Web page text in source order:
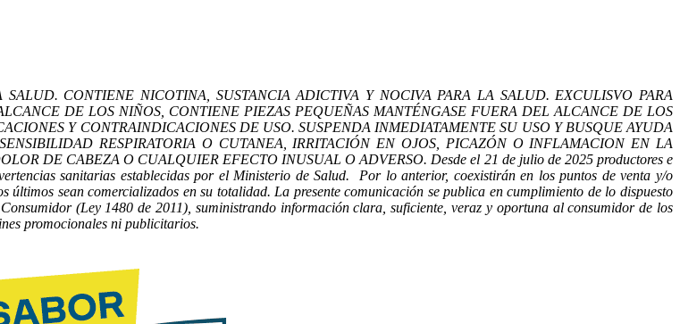
CONTIENE NICOTINA, SUSTANCIA ADICTIVA Y NOCIVA PARA LA SALUD. EXCULISVO PARA
DE LOS NIÑOS, CONTIENE PIEZAS PEQUEÑAS MANTÉNGASE FUERA DEL ALCANCE DE LOS
Y CONTRAINDICACIONES DE USO. SUSPENDA INMEDIATAMENTE SU USO Y BUSQUE AYUDA
RESPIRATORIA O CUTANEA, IRRITACIÓN EN OJOS, PICAZÓN O INFLAMACION EN LA
DE CABEZA O CUALQUIER EFECTO INUSUAL O ADVERSO. Desde el 21 de julio de 2025 productores e
sanitarias establecidas por el Ministerio de Salud. Por lo anterior, coexistirán en los puntos de venta y/o
sean comercializados en su totalidad. La presente comunicación se publica en cumplimiento de lo dispuesto
(Ley 1480 de 2011), suministrando información clara, suficiente, veraz y oportuna al consumidor de los
promocionales ni publicitarios.